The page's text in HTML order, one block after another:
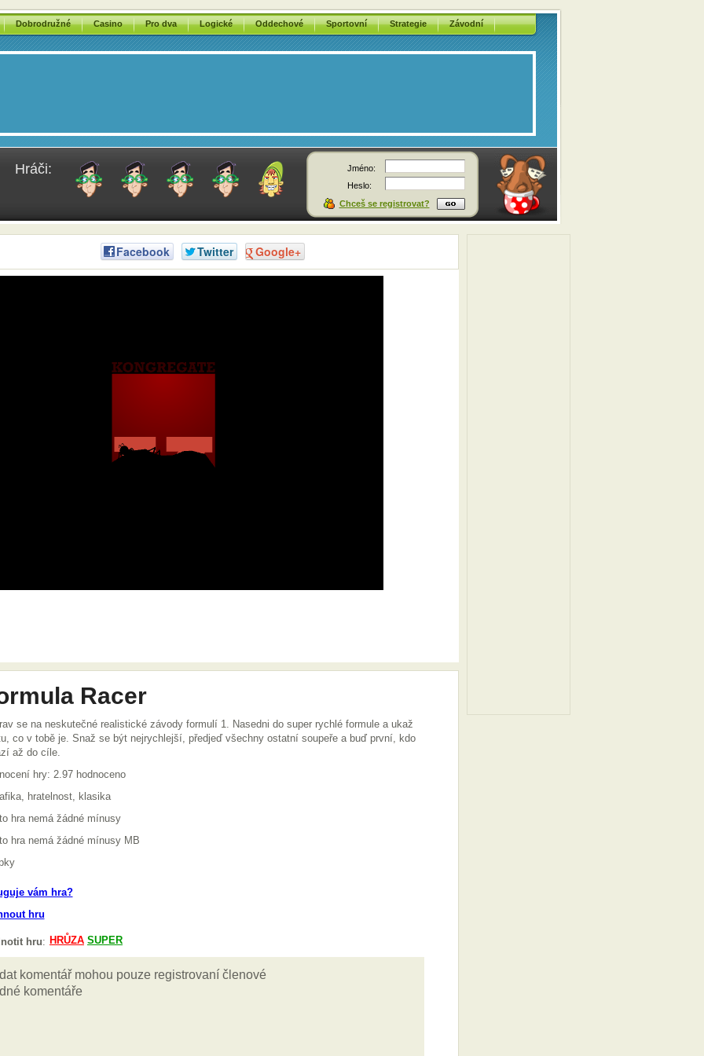
Dobrodružné Casino Pro dva Logické Oddechové Sportovní Strategie Závodní
Hráči:
Jméno:
Heslo:
Chceš se registrovat?
Facebook Twitter Google+
Racer
se na neskutečné realistické závody formulí 1. Nasedni do super rychlé formule a ukaž
co v tobě je. Snaž se být nejrychlejší, předjeď všechny ostatní soupeře a buď první, kdo
až do cíle.
hry: 2.97 hodnoceno
hratelnost, klasika
hra nemá žádné mínusy
hra nemá žádné mínusy MB
vám hra?
hru
hru: